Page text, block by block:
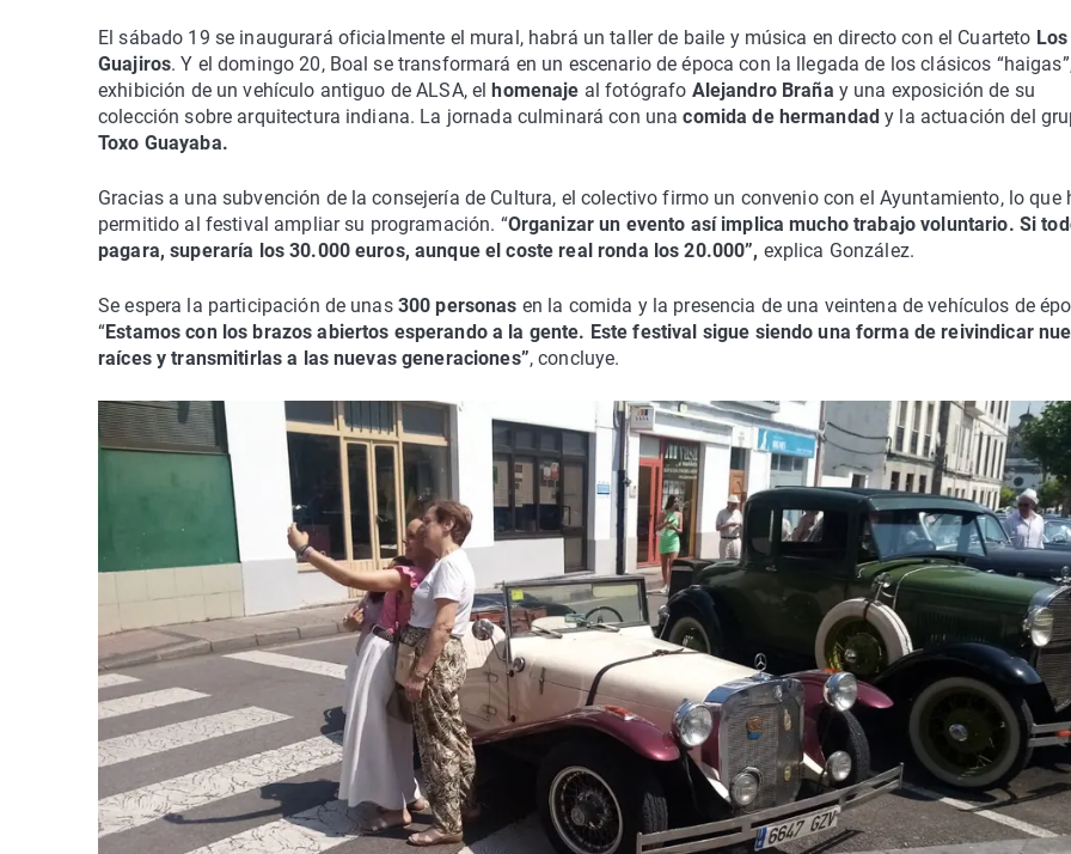
El sábado 19 se inaugurará oficialmente el mural, habrá un taller de baile y música en directo con el Cuarteto Los
Guajiros. Y el domingo 20, Boal se transformará en un escenario de época con la llegada de los clásicos
exhibición de un vehículo antiguo de ALSA, elhomenaje al fotógrafo Alejandro Braña y una exposición de su
colección sobre arquitectura indiana. La jornada culminará con unacomida de hermandad y la actuación del
Toxo Guayaba.
Gracias a una subvención de la consejería de Cultura, el colectivo firmo un convenio con el Ayuntamiento, lo que
permitido al festival ampliar su programación. “Organizar un evento así implica mucho trabajo voluntario. Si
pagara, superaría los 30.000 euros, aunque el coste real ronda los 20.000”, explica González.
Se espera la participación de unas 300 personas en la comida y la presencia de una veintena de vehículos de
“Estamos con los brazos abiertos esperando a la gente. Este festival sigue siendo una forma de reivindicar
raíces y transmitirlas a las nuevas generaciones”, concluye.